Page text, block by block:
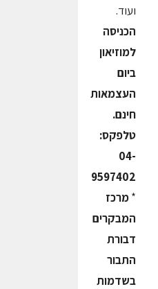
ועוד.
הכניסה
למוזיאון
ביום
העצמאות
חינם.
טלפקס:
04-
9597402
*מרכז
המבקרים
דבורת
התבור
בשדמות